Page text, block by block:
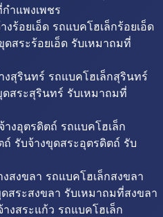
ำแพงเพชร
งร้อยเอ็ด รถแบคโฮเล็กร้อยเอ็ด
ดสระร้อยเอ็ด รับเหมาถมที่
สุรินทร์ รถแบคโฮเล็กสุรินทร์
สระสุรินทร์ รับเหมาถมที่
งอุตรดิตถ์ รถแบคโฮเล็ก
รับจ้างขุดสระอุตรดิตถ์ รับ
สงขลา รถแบคโฮเล็กสงขลา
สระสงขลา รับเหมาถมที่สงขลา
งสระแก้ว รถแบคโฮเล็ก